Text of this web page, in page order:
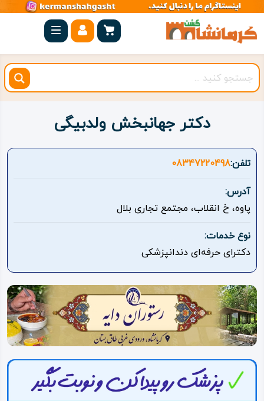
صفحه
اصلی
کرمانشاه
شهرستان
بیستون
روستاهای
هدف
اقامتگاه
ویدئو
درباره
ما
دکتر جهانبخش ولدبیگی
تلفن:08347220498
آدرس:
پاوه، خ انقلاب، مجتمع تجاری بلال
نوع خدمات:
دکترای حرفه‌ای دندانپزشکی